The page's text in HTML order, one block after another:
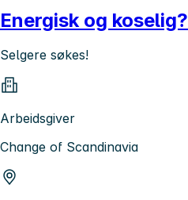
Energisk og koselig?
Selgere søkes!
Arbeidsgiver
Change of Scandinavia